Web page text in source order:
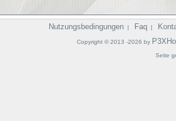
Nutzungsbedingungen | Faq |
Copyright © 2013 -2026 by
Seite